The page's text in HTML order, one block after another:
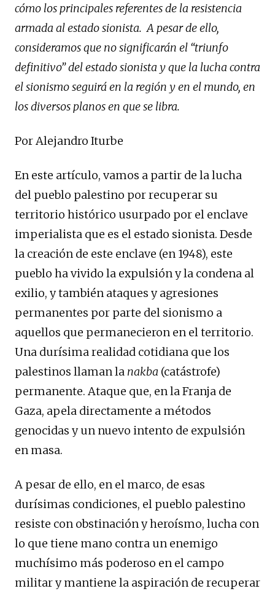
cómo los principales referentes de la resistencia
armada al estado sionista. A pesar de ello,
consideramos que no significarán el “triunfo
definitivo” del estado sionista y que la lucha contra
el sionismo seguirá en la región y en el mundo, en
los diversos planos en que se libra.
Por Alejandro Iturbe
En este artículo, vamos a partir de la lucha
del pueblo palestino por recuperar su
territorio histórico usurpado por el enclave
imperialista que es el estado sionista. Desde
la creación de este enclave (en 1948), este
pueblo ha vivido la expulsión y la condena al
exilio, y también ataques y agresiones
permanentes por parte del sionismo a
aquellos que permanecieron en el territorio.
Una durísima realidad cotidiana que los
palestinos llaman la nakba (catástrofe)
permanente. Ataque que, en la Franja de
Gaza, apela directamente a métodos
genocidas y un nuevo intento de expulsión
en masa.
A pesar de ello, en el marco, de esas
durísimas condiciones, el pueblo palestino
resiste con obstinación y heroísmo, lucha con
lo que tiene mano contra un enemigo
muchísimo más poderoso en el campo
militar y mantiene la aspiración de recuperar